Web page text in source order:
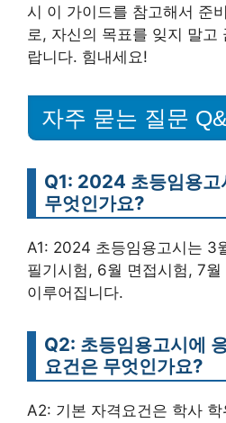
시 이 가이드를 참고해서 준
로, 자신의 목표를 잊지 말고
랍니다. 힘내세요!
자주 묻는 질문
Q1: 2024 초등임용고
무엇인가요?
A1: 2024 초등임용고시는 3
필기시험, 6월 면접시험, 7
이루어집니다.
Q2: 초등임용고시에
요건은 무엇인가요?
A2: 기본 자격요건은 학사